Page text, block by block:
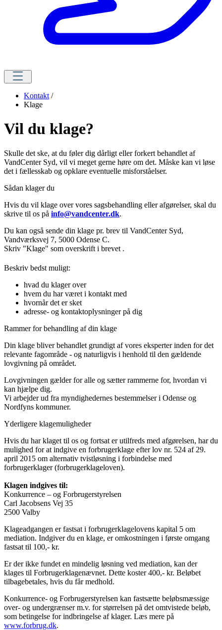
Kontakt /
Klage
Vil du klage?
Skulle det ske, at du føler dig dårligt eller forkert behandlet af
VandCenter Syd, vil vi meget gerne høre om det. Måske kan vi løse
det i fællesskab og opklare eventuelle misforståelser.
Sådan klager du
Hvis du vil klage over vores sagsbehandling eller afgørelser, skal du
skrive til os på info@vandcenter.dk.
Du kan også sende din klage pr. brev til VandCenter Syd,
Vandværksvej 7, 5000 Odense C.
Skriv "Klage" som overskrift i brevet .
Beskriv bedst muligt:
hvad du klager over
hvem du har været i kontakt med
hvornår det er sket
adresse- og kontaktoplysninger på dig
Rammer for behandling af din klage
Din klage bliver behandlet grundigt af vores eksperter inden for det
relevante fagområde - og naturligvis i henhold til den gældende
lovgivning på området.
Lovgivningen gælder for alle og sætter rammerne for, hvordan vi
kan hjælpe dig.
Vi arbejder ud fra myndighedernes bestemmelser i Odense og
Nordfyns kommuner.
Yderligere klagemuligheder
Hvis du har klaget til os og fortsat er utilfreds med afgørelsen, har du
mulighed for at indgive en forbrugerklage efter lov nr. 524 af 29.
april 2015 om alternativ tvistløsning i forbindelse med
forbrugerklager (forbrugerklageloven).
Klagen indgives til:
Konkurrence – og Forbrugerstyrelsen
Carl Jacobsens Vej 35
2500 Valby
Klageadgangen er fastsat i forbrugerklagelovens kapital 5 om
mediation. Indgiver du en klage, er omkostningen i første omgang
fastsat til 100,- kr.
Er der ikke fundet en mindelig løsning ved mediation, kan der
klages til Forbrugerklagenævnet. Dette koster 400,- kr. Beløbet
tilbagebetales, hvis du får medhold.
Konkurrence- og Forbrugerstyrelsen kan fastsætte beløbsmæssige
over- og undergrænser m.v. for størrelsen på det omtvistede beløb,
som betingelse for indbringelse af klager. Læs mere på
www.forbrug.dk.